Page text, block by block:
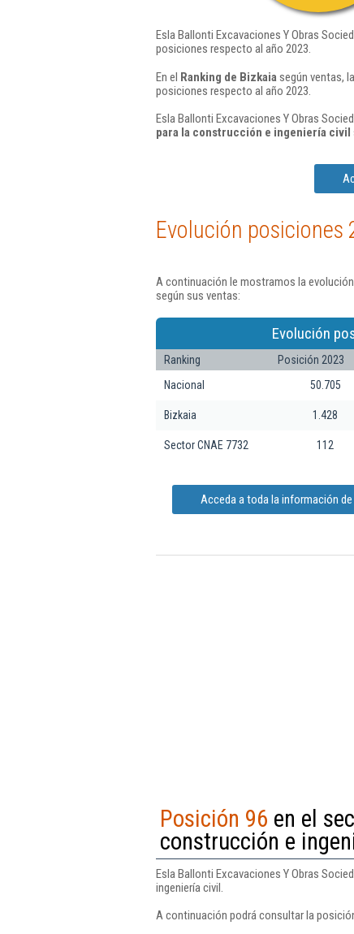
Esla Ballonti Excavaciones Y Obras
posiciones respecto al año 2023.
En el Ranking de Bizkaia según ventas,
posiciones respecto al año 2023.
Esla Ballonti Excavaciones Y Obras
para la construcción e ingeniería civil
Evolución posiciones
A continuación le mostramos la
según sus ventas:
Evolución
Ranking Posición 2023
Nacional
50.705
Bizkaia 1.428
Sector CNAE 7732 112
Acceda a toda la información
Posición 96 en el
construcción e
Esla Ballonti Excavaciones Y Obras
ingeniería civil.
A continuación podrá consultar la